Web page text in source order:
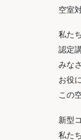
空室
私た
認定
みな
お役
この
新型
私た